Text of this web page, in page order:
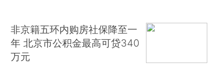
非京籍五环内购房社保降至一
年 北京市公积金最高可贷340
万元